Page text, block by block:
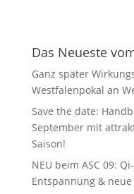
Das Neueste
Ganz später
Westfalenpokal an
Save the date:
September mit
Saison!
NEU beim ASC 09:
Entspannung & neue